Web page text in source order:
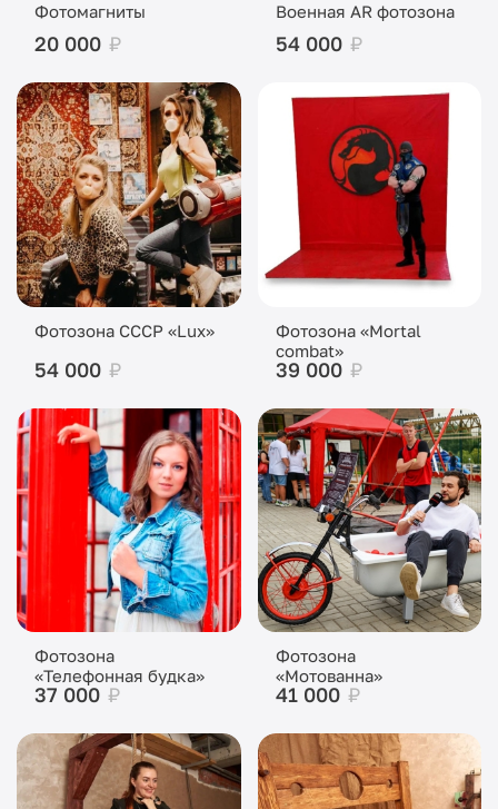
Фотомагниты
20 000 ₽
Военная AR фотозона
54 000 ₽
Фотозона СССР «Lux»
54 000 ₽
Фотозона «Mortal
combat»
39 000 ₽
Фотозона
«Телефонная будка»
37 000 ₽
Фотозона
«Мотованна»
41 000 ₽